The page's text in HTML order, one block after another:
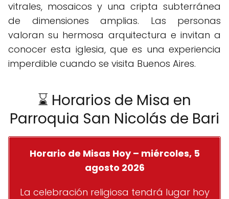
vitrales, mosaicos y una cripta subterránea
de dimensiones amplias. Las personas
valoran su hermosa arquitectura e invitan a
conocer esta iglesia, que es una experiencia
imperdible cuando se visita Buenos Aires.
⌛ Horarios de Misa en
Parroquia San Nicolás de Bari
Horario de Misas Hoy – miércoles, 5
agosto 2026
La celebración religiosa tendrá lugar hoy